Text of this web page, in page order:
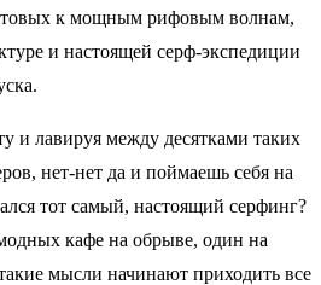
к мощным рифовым волнам,
и настоящей серф-экспедиции
и лавируя между десятками таких
нет-нет да и поймаешь себя на
тот самый, настоящий серфинг?
кафе на обрыве, один на
мысли начинают приходить все